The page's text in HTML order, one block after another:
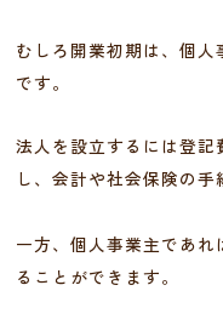
むしろ開業初期は、個
です。
法人を設立するには登
し、会計や社会保険の手
一方、個人事業主であ
ることができます。